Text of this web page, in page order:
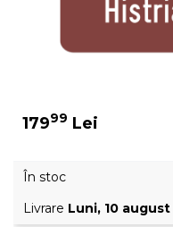
17999 Lei
În stoc
Livrare Luni, 10 august